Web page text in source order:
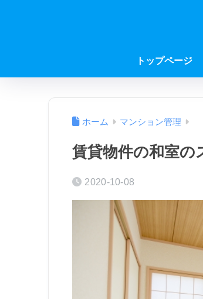
トップページ
ホーム マンション管理
賃貸物件の和室
2020-10-08